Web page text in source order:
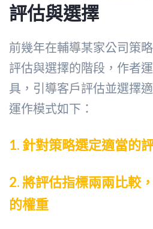
評估與選擇
前幾年在輔導某家公司策
評估與選擇的階段，作者
具，引導客戶評估並選擇
運作模式如下：
1. 針對策略選定適當的
2. 將評估指標兩兩比較
的權重